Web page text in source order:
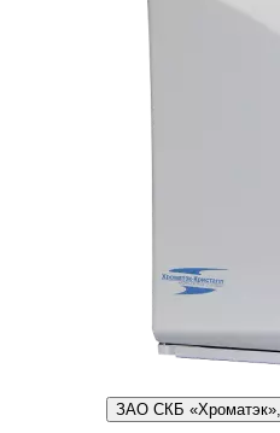
ЗАО СКБ